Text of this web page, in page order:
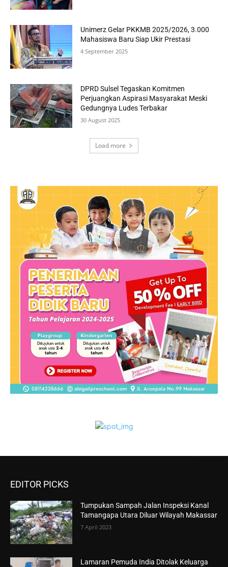
Unimerz Gelar PKKMB 2025/2026, 3.000
Mahasiswa Baru Siap Ukir Prestasi
4 September 2025
DPRD Sulsel Tegaskan Komitmen
Perjuangkan Aspirasi Masyarakat Meski
Gedungnya Ludes Terbakar
30 August 2025
Load more
EDITOR PICKS
Tumpukan Sampah Jalan Inspeksi Kanal
Tamangapa Utara Diluar Wilayah Makassar
7 April 2023
Lamaran Pemuda India Ditolak Keluarga